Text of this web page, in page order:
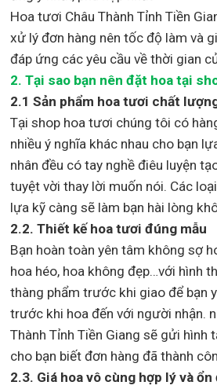
Hoa tươi Châu Thành Tỉnh Tiền
xử lý đơn hàng nên tốc độ làm và
đáp ứng các yêu cầu về thời gian
2. Tại sao bạn nên đặt hoa tại
2.1 Sản phẩm hoa tươi chất
Tại shop hoa tươi chúng tôi có
nhiều ý nghĩa khác nhau cho bạn
nhân đều có tay nghề điêu luyện
tuyệt vời thay lời muốn nói. Các
lựa kỹ càng sẽ làm bạn hài lòng
2.2. Thiết kế hoa tươi đúng mẫu
Bạn hoàn toàn yên tâm không sợ
hoa héo, hoa không đẹp…với hình
thàng phẩm trước khi giao để bạn
trước khi hoa đến với người nhận.
Thành Tỉnh Tiền Giang sẽ gửi hình
cho bạn biết đơn hàng đã thành
2.3. Giá hoa vô cùng hợp lý và